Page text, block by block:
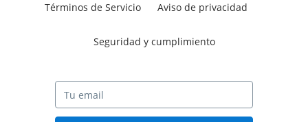
Términos de Servicio Aviso de privacidad
Seguridad y cumplimiento